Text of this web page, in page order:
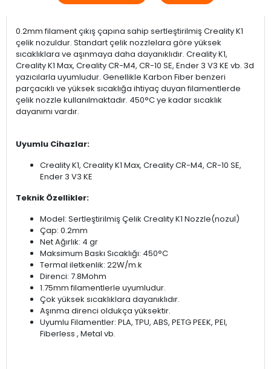
0.2mm filament çıkış çapına sahip sertleştirilmiş Creality K1
çelik nozuldur. Standart çelik nozzlelara göre yüksek
sıcaklıklara ve aşınmaya daha dayanıklıdır. Creality K1,
Creality K1 Max, Creality CR-M4, CR-10 SE, Ender 3 V3 KE vb. 3d
yazıcılarla uyumludur. Genellikle Karbon Fiber benzeri
parçacıklı ve yüksek sıcaklığa ihtiyaç duyan filamentlerde
çelik nozzle kullanılmaktadır. 450°C ye kadar sıcaklık
dayanımı vardır.
Uyumlu Cihazlar:
Creality K1, Creality K1 Max, Creality CR-M4, CR-10 SE,
Ender 3 V3 KE
Teknik Özellikler:
Model: Sertleştirilmiş Çelik Creality K1 Nozzle(nozul)
Çap: 0.2mm
Net Ağırlık: 4 gr
Maksimum Baskı Sıcaklığı: 450°C
Termal iletkenlik: 22W/m.k
Direnci: 7.8Mohm
1.75mm filamentlerle uyumludur.
Çok yüksek sıcaklıklara dayanıklıdır.
Aşınma direnci oldukça yüksektir.
Uyumlu Filamentler: PLA, TPU, ABS, PETG PEEK, PEI,
Fiberless , Metal vb.